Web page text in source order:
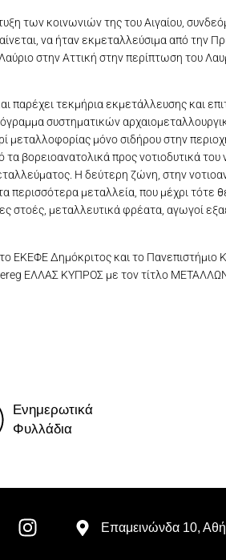
των κοινωνιών της του Αιγαίου,
να ήταν εκμεταλλεύσιμα από την
στην Αττική στην περίπτωση του
τεκμήρια εκμετάλλευσης και
συστηματικών
μεταλλοφορίας μόνο σιδήρου στην
βορειοανατολικά προς νοτιοδυτικά
Η δεύτερη ζώνη, στην
περισσότερα μεταλλεία, που μέχρι τότε
στοές, μεταλλευτικά φρέατα, αγωγοί
Δημόκριτος και το Πανεπιστήμιο
ΕΛΛΑΣ ΚΥΠΡΟΣ με τον τίτλο
Ενημερωτικά
Φυλλάδια
Επαμεινώνδα 10,